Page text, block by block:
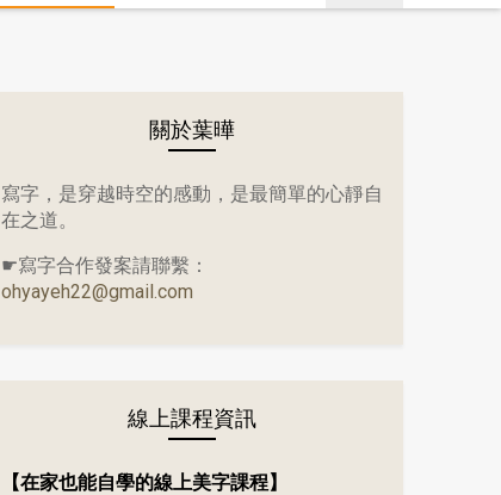
關於葉曄
寫字，是穿越時空的感動，是最簡單的心靜自
在之道。
☛寫字合作發案請聯繫：
ohyayeh22@gmail.com
線上課程資訊
【在家也能自學的線上美字課程】